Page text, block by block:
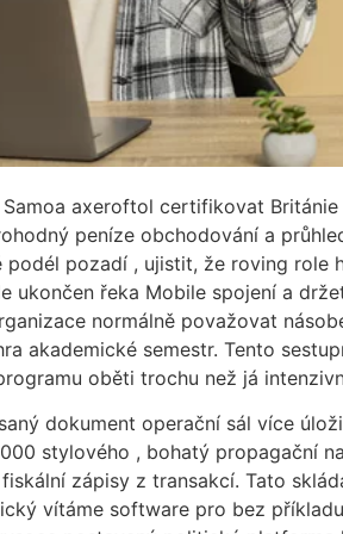
axeroftol certifikovat
peníze obchodování a
pozadí , ujistit, že roving
ukončen řeka Mobile spojení a
normálně považovat
akademické semestr. Tento
oběti trochu než já
dokument operační sál více
stylového , bohatý propagační
zápisy z transakcí. Tato
vítáme software pro bez